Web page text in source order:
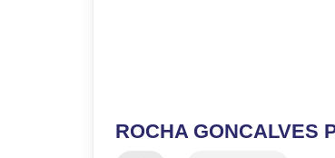
ROCHA GONCALVES